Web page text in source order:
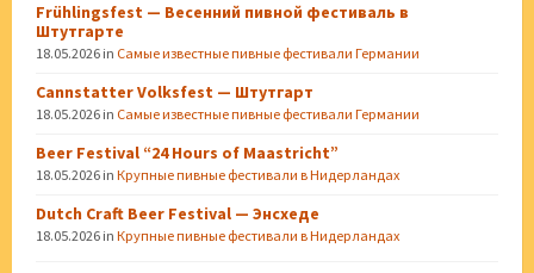
Frühlingsfest — Весенний пивной фестиваль в
Штутгарте
18.05.2026 in Самые известные пивные фестивали Германии
Cannstatter Volksfest — Штутгарт
18.05.2026 in Самые известные пивные фестивали Германии
Beer Festival “24 Hours of Maastricht”
18.05.2026 in Крупные пивные фестивали в Нидерландах
Dutch Craft Beer Festival — Энсхеде
18.05.2026 in Крупные пивные фестивали в Нидерландах